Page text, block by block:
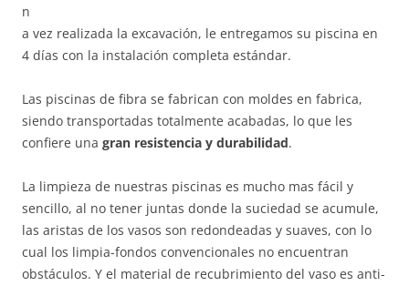
n
a vez realizada la excavación, le entregamos su piscina en
4 días con la instalación completa estándar.
Las piscinas de fibra se fabrican con moldes en fabrica,
siendo transportadas totalmente acabadas, lo que les
confiere una gran resistencia y durabilidad.
La limpieza de nuestras piscinas es mucho mas fácil y
sencillo, al no tener juntas donde la suciedad se acumule,
las aristas de los vasos son redondeadas y suaves, con lo
cual los limpia-fondos convencionales no encuentran
obstáculos. Y el material de recubrimiento del vaso es anti-